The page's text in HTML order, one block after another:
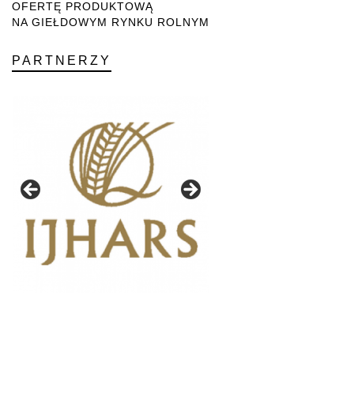
OFERTĘ PRODUKTOWĄ
NA GIEŁDOWYM RYNKU ROLNYM
PARTNERZY